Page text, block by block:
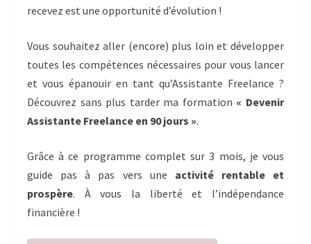
recevez est une opportunité d’évolution !
Vous souhaitez aller (encore) plus loin et développer
toutes les compétences nécessaires pour vous lancer
et vous épanouir en tant qu’Assistante Freelance ?
Découvrez sans plus tarder ma formation « Devenir
Assistante Freelance en 90 jours ».
Grâce à ce programme complet sur 3 mois, je vous
guide pas à pas vers une activité rentable et
prospère. À vous la liberté et l’indépendance
financière !